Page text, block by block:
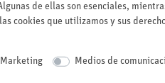
de ellas son esenciales,
cookies que utilizamos y sus
Marketing Medios de